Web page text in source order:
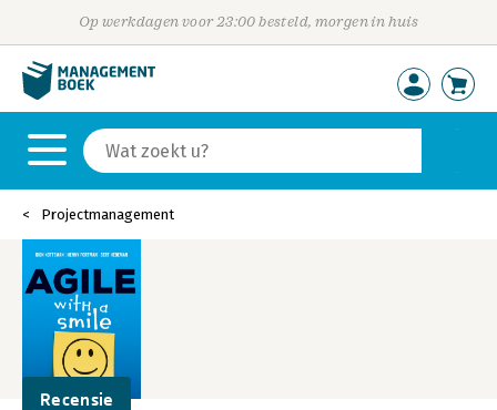
Op werkdagen voor 23:00 besteld, morgen in huis
Projectmanagement
Recensie